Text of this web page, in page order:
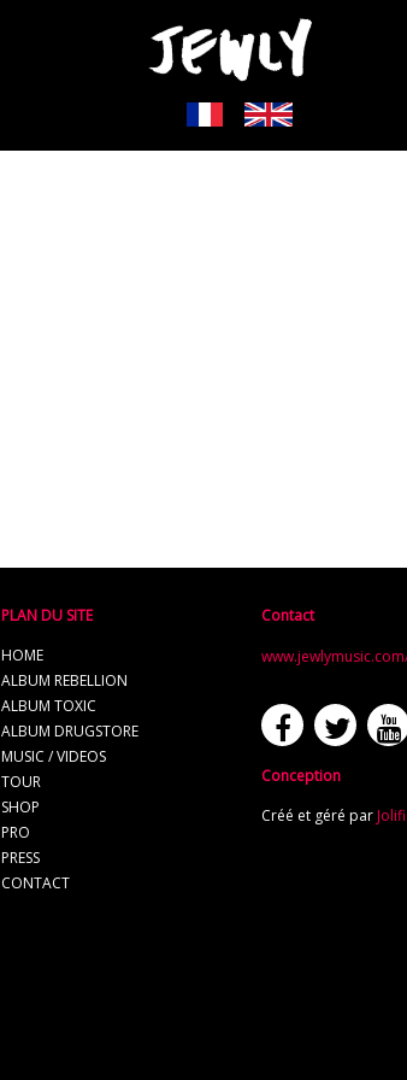
PLAN DU SITE
HOME
ALBUM REBELLION
ALBUM TOXIC
ALBUM DRUGSTORE
MUSIC / VIDEOS
TOUR
SHOP
PRO
PRESS
CONTACT
Contact
Conception
Créé et géré par